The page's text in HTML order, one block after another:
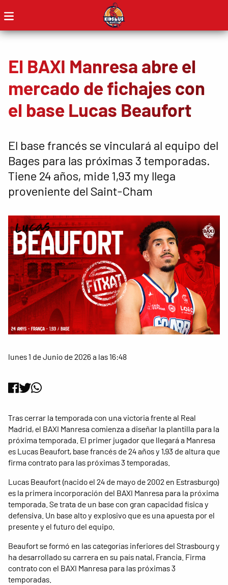
El BAXI Manresa abre el
mercado de fichajes con
el base Lucas Beaufort
El base francés se vinculará al equipo del
Bages para las próximas 3 temporadas.
Tiene 24 años, mide 1,93 my llega
proveniente del Saint-Cham
lunes 1 de Junio de 2026 a las 16:48
Tras cerrar la temporada con una victoria frente al Real
Madrid, el BAXI Manresa comienza a diseñar la plantilla para la
próxima temporada. El primer jugador que llegará a Manresa
es Lucas Beaufort, base francés de 24 años y 1,93 de altura que
firma contrato para las próximas 3 temporadas.
Lucas Beaufort (nacido el 24 de mayo de 2002 en Estrasburgo)
es la primera incorporación del BAXI Manresa para la próxima
temporada. Se trata de un base con gran capacidad física y
defensiva. Un base alto y explosivo que es una apuesta por el
presente y el futuro del equipo.
Beaufort se formó en las categorías inferiores del Strasbourg y
ha desarrollado su carrera en su país natal, Francia. Firma
contrato con el BAXI Manresa para las próximas 3
temporadas.